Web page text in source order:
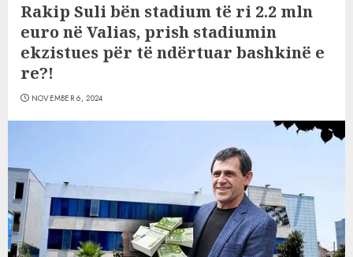
Rakip Suli bën stadium të ri 2.2 mln
euro në Valias, prish stadiumin
ekzistues për të ndërtuar bashkinë e
re?!
NOVEMBER 6, 2024